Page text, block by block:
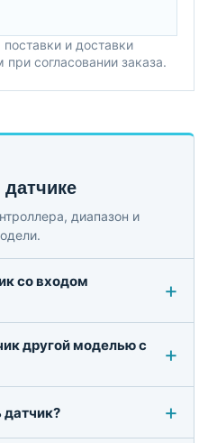
и доставки
согласовании заказа.
диапазон и
со входом
другой моделью с
датчик?